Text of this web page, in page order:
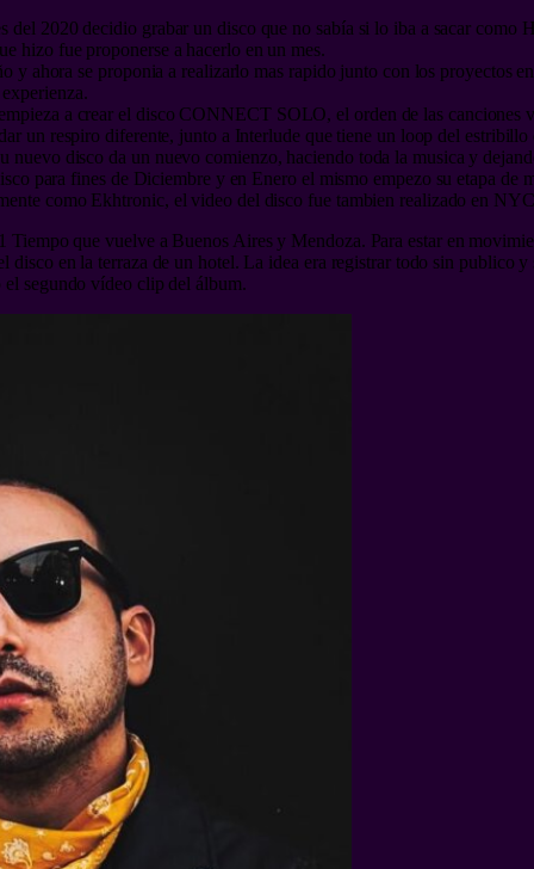
del 2020 decidio grabar un disco que no sabía si lo iba a sacar como
hizo fue proponerse a hacerlo en un mes.
y ahora se proponia a realizarlo mas rapido junto con los proyectos
a crear el disco CONNECT SOLO, el orden de las canciones
un respiro diferente, junto a Interlude que tiene un loop del
nuevo disco da un nuevo comienzo, haciendo toda la musica y
para fines de Diciembre y en Enero el mismo empezo su etapa de
como Ekhtronic, el video del disco fue tambien realizado en
Tiempo que vuelve a Buenos Aires y Mendoza. Para estar en
disco en la terraza de un hotel. La idea era registrar todo sin publico
el segundo vídeo clip del álbum.